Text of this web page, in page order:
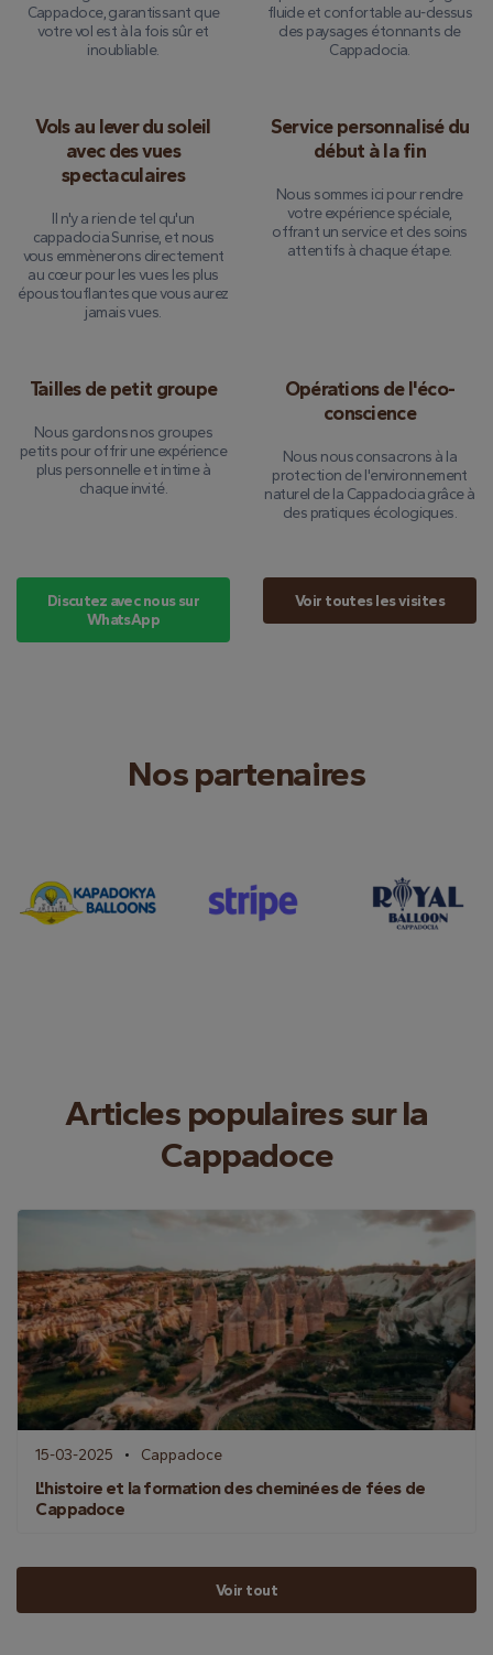
Cappadoce, garantissant que
votre vol est à la fois sûr et
inoubliable.
fluide et confortable au-dessus
des paysages étonnants de
Cappadocia.
Vols au lever du soleil
avec des vues
spectaculaires
Il n'y a rien de tel qu'un
cappadocia Sunrise, et nous
vous emmènerons directement
au cœur pour les vues les plus
époustouflantes que vous aurez
jamais vues.
Service personnalisé du
début à la fin
Nous sommes ici pour rendre
votre expérience spéciale,
offrant un service et des soins
attentifs à chaque étape.
Tailles de petit groupe
Nous gardons nos groupes
petits pour offrir une expérience
plus personnelle et intime à
chaque invité.
Opérations de l'éco-
conscience
Nous nous consacrons à la
protection de l'environnement
naturel de la Cappadocia grâce à
des pratiques écologiques.
Discutez avec nous sur
WhatsApp
Voir toutes les visites
Nos partenaires
Articles populaires sur la
Cappadoce
15-03-2025 Cappadoce
L'histoire et la formation des cheminées de fées de
Cappadoce
Voir tout